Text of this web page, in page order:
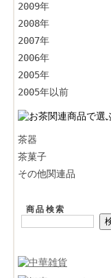
2009年
2008年
2007年
2006年
2005年
2005年以前
茶器
茶菓子
その他関連品
商品検索